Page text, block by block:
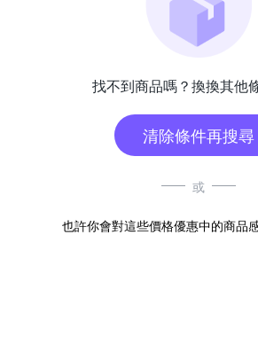
找不到商品嗎？換換其他
清除條件再搜尋
或
也許你會對這些價格優惠中的商品